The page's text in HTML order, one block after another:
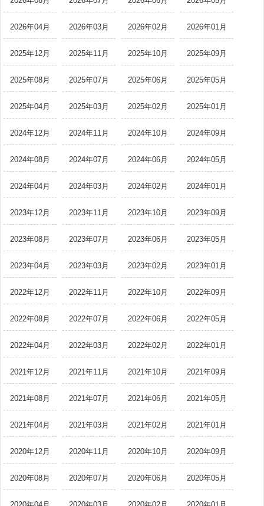
2026年04月 2026年03月 2026年02月 2026年01月
2025年12月 2025年11月 2025年10月 2025年09月
2025年08月 2025年07月 2025年06月 2025年05月
2025年04月 2025年03月 2025年02月 2025年01月
2024年12月 2024年11月 2024年10月 2024年09月
2024年08月 2024年07月 2024年06月 2024年05月
2024年04月 2024年03月 2024年02月 2024年01月
2023年12月 2023年11月 2023年10月 2023年09月
2023年08月 2023年07月 2023年06月 2023年05月
2023年04月 2023年03月 2023年02月 2023年01月
2022年12月 2022年11月 2022年10月 2022年09月
2022年08月 2022年07月 2022年06月 2022年05月
2022年04月 2022年03月 2022年02月 2022年01月
2021年12月 2021年11月 2021年10月 2021年09月
2021年08月 2021年07月 2021年06月 2021年05月
2021年04月 2021年03月 2021年02月 2021年01月
2020年12月 2020年11月 2020年10月 2020年09月
2020年08月 2020年07月 2020年06月 2020年05月